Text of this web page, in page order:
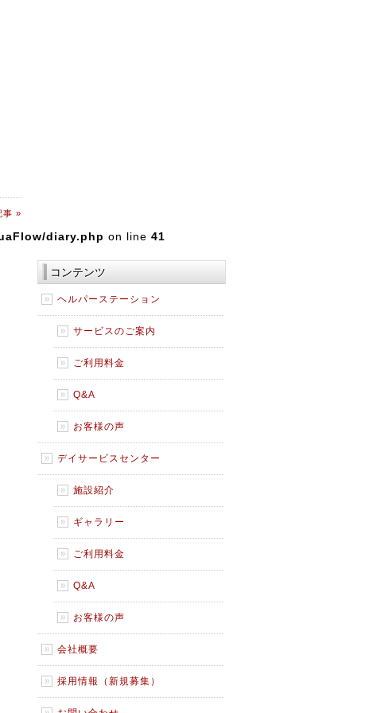
事 »
diary.php on line 41
コンテンツ
ヘルパーステーション
サービスのご案内
ご利用料金
Q&A
お客様の声
デイサービスセンター
施設紹介
ギャラリー
ご利用料金
Q&A
お客様の声
会社概要
採用情報（新規募集）